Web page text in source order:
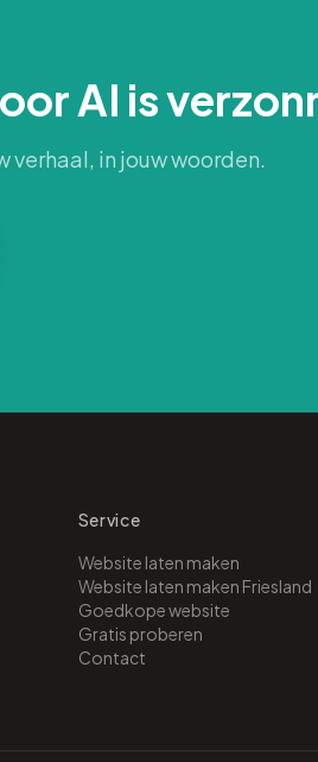
AI is
verhaal, in jouw woorden.
Service
Website laten maken
Website laten maken Friesland
Goedkope website
Gratis proberen
Contact